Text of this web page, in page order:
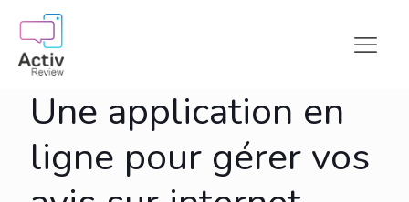
Une application en
ligne pour gérer vos